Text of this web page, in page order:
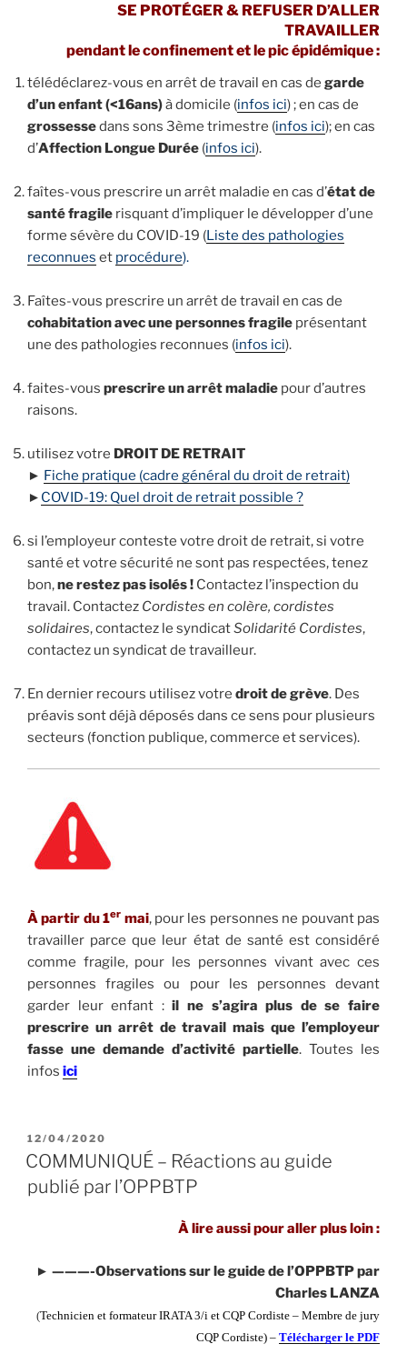
SE PROTÉGER & REFUSER D’ALLER
TRAVAILLER
pendant le confinement et le pic épidémique :
télédéclarez-vous en arrêt de travail en cas de garde
d’un enfant (<16ans)à domicile (infos ici) ; en cas de
grossessedans sons 3ème trimestre (infos ici); en cas
d’Affection Longue Durée (infos ici).
faîtes-vous prescrire un arrêt maladie en cas d’état de
santé fragile risquant d’impliquer le développer d’une
forme sévère du COVID-19 (Liste des pathologies
reconnues et procédure).
Faîtes-vous prescrire un arrêt de travail en cas de
cohabitation avec une personnes fragile présentant
une des pathologies reconnues (infos ici).
faites-vous prescrire un arrêt maladie pour d’autres
raisons.
utilisez votre DROIT DE RETRAIT
► Fiche pratique (cadre général du droit de retrait)
► COVID-19: Quel droit de retrait possible ?
si l’employeur conteste votre droit de retrait, si votre
santé et votre sécurité ne sont pas respectées, tenez
bon,ne restez pas isolés ! Contactez l’inspection du
travail. Contactez Cordistes en colère, cordistes
solidaires, contactez le syndicatSolidarité Cordistes,
contactez un syndicat de travailleur.
En dernier recours utilisez votre droit de grève. Des
préavis sont déjà déposés dans ce sens pour plusieurs
secteurs (fonction publique, commerce et services).
À partir du 1er mai, pour les personnes ne pouvant pas
travailler parce que leur état de santé est considéré
comme fragile, pour les personnes vivant avec ces
personnes fragiles ou pour les personnes devant
garder leur enfant :il ne s’agira plus de se faire
prescrire un arrêt de travail mais que l’employeur
fasse une demande d’activité partielle. Toutes les
infos ici
PUBLIÉ
LE
12/04/2020
COMMUNIQUÉ – Réactions au guide
publié par l’OPPBTP
À lire aussi pour aller plus loin :
► ———-Observations sur le guide de l’OPPBTP par
Charles LANZA
(Technicien et formateur IRATA 3/i et CQP Cordiste – Membre de jury
CQP Cordiste) – Télécharger le PDF